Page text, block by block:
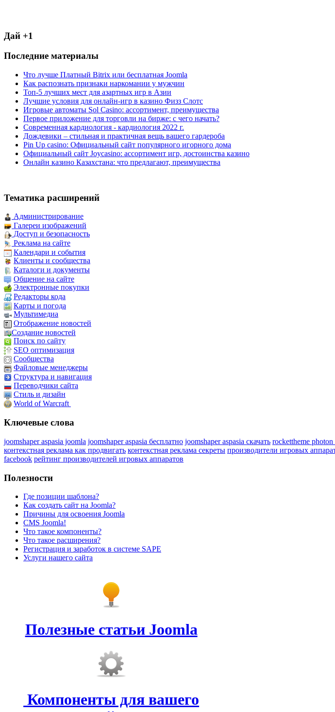
Дай +1
Последние материалы
Что лучше Платный Bitrix или бесплатная Joomla
Как распознать признаки наркомании у мужчин
Топ-5 лучших мест для азартных игр в Азии
Лучшие условия для онлайн-игр в казино Физз Слотс
Игровые автоматы Sol Casino: ассортимент, преимущества
Первое приложение для торговли на бирже: с чего начать?
Современная кардиология - кардиология 2022 г.
Дождевики – стильная и практичная вещь вашего гардероба
Pin Up casino: Официальный сайт популярного игорного дома
Официальный сайт Joycasino: ассортимент игр, достоинства казино
Онлайн казино Казахстана: что предлагают, преимущества
Тематика расширений
Администрирование
Галереи изображений
Доступ и безопасность
Реклама на сайте
Календари и события
Клиенты и сообщества
Каталоги и документы
Общение на сайте
Электронные покупки
Редакторы кода
Карты и погода
Мультимедиа
Отображение новостей
Создание новостей
Поиск по сайту
SEO оптимизация
Сообщества
Файловые менеджеры
Структура и навигация
Переводчики сайта
Стиль и дизайн
World of Warcraft
Ключевые слова
joomshaper aspasia joomla joomshaper aspasia бесплатно joomshaper aspasia скачать rockettheme photon
контекстная реклама как продвигать контекстная реклама секреты производители игровых
facebook рейтинг производителей игровых аппаратов
Полезности
Где позиции шаблона?
Как создать сайт на Joomla?
Причины для освоения Joomla
CMS Joomla!
Что такое компоненты?
Что такое расширения?
Регистрация и заработок в системе SAPE
Услуги нашего сайта
Полезные статьи Joomla
Компоненты для вашего